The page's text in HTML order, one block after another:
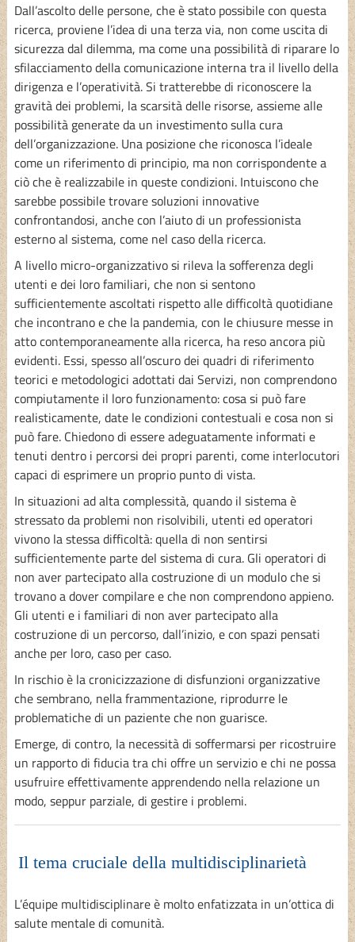
Dall’ascolto delle persone, che è stato possibile con questa
ricerca, proviene l’idea di una terza via, non come uscita di
sicurezza dal dilemma, ma come una possibilità di riparare lo
sfilacciamento della comunicazione interna tra il livello della
dirigenza e l’operatività. Si tratterebbe di riconoscere la
gravità dei problemi, la scarsità delle risorse, assieme alle
possibilità generate da un investimento sulla cura
dell’organizzazione. Una posizione che riconosca l’ideale
come un riferimento di principio, ma non corrispondente a
ciò che è realizzabile in queste condizioni. Intuiscono che
sarebbe possibile trovare soluzioni innovative
confrontandosi, anche con l’aiuto di un professionista
esterno al sistema, come nel caso della ricerca.
A livello micro-organizzativo si rileva la sofferenza degli
utenti e dei loro familiari, che non si sentono
sufficientemente ascoltati rispetto alle difficoltà quotidiane
che incontrano e che la pandemia, con le chiusure messe in
atto contemporaneamente alla ricerca, ha reso ancora più
evidenti. Essi, spesso all’oscuro dei quadri di riferimento
teorici e metodologici adottati dai Servizi, non comprendono
compiutamente il loro funzionamento: cosa si può fare
realisticamente, date le condizioni contestuali e cosa non si
può fare. Chiedono di essere adeguatamente informati e
tenuti dentro i percorsi dei propri parenti, come interlocutori
capaci di esprimere un proprio punto di vista.
In situazioni ad alta complessità, quando il sistema è
stressato da problemi non risolvibili, utenti ed operatori
vivono la stessa difficoltà: quella di non sentirsi
sufficientemente parte del sistema di cura. Gli operatori di
non aver partecipato alla costruzione di un modulo che si
trovano a dover compilare e che non comprendono appieno.
Gli utenti e i familiari di non aver partecipato alla
costruzione di un percorso, dall’inizio, e con spazi pensati
anche per loro, caso per caso.
In rischio è la cronicizzazione di disfunzioni organizzative
che sembrano, nella frammentazione, riprodurre le
problematiche di un paziente che non guarisce.
Emerge, di contro, la necessità di soffermarsi per ricostruire
un rapporto di fiducia tra chi offre un servizio e chi ne possa
usufruire effettivamente apprendendo nella relazione un
modo, seppur parziale, di gestire i problemi.
Il tema cruciale della multidisciplinarietà
L’équipe multidisciplinare è molto enfatizzata in un’ottica di
salute mentale di comunità.